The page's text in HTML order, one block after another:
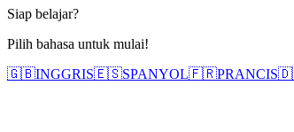
Siap belajar?
Pilih bahasa untuk mulai!
🇬🇧INGGRIS🇪🇸SPANYOL🇫🇷PRANCIS